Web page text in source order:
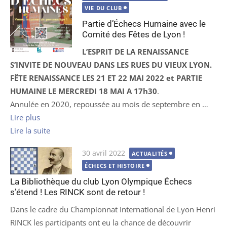
VIE DU CLUB
Partie d’Échecs Humaine avec le
Comité des Fêtes de Lyon !
L’ESPRIT DE LA RENAISSANCE
S’INVITE DE NOUVEAU DANS LES RUES DU VIEUX LYON.
FÊTE RENAISSANCE LES 21 ET 22 MAI 2022 et PARTIE
HUMAINE LE MERCREDI 18 MAI A 17h30.
Annulée en 2020, repoussée au mois de septembre en …
Lire plus
Lire la suite
Publié
le
30 avril 2022
ACTUALITÉS
ÉCHECS ET HISTOIRE
La Bibliothèque du club Lyon Olympique Échecs
s’étend ! Les RINCK sont de retour !
Dans le cadre du Championnat International de Lyon Henri
RINCK les participants ont eu la chance de découvrir